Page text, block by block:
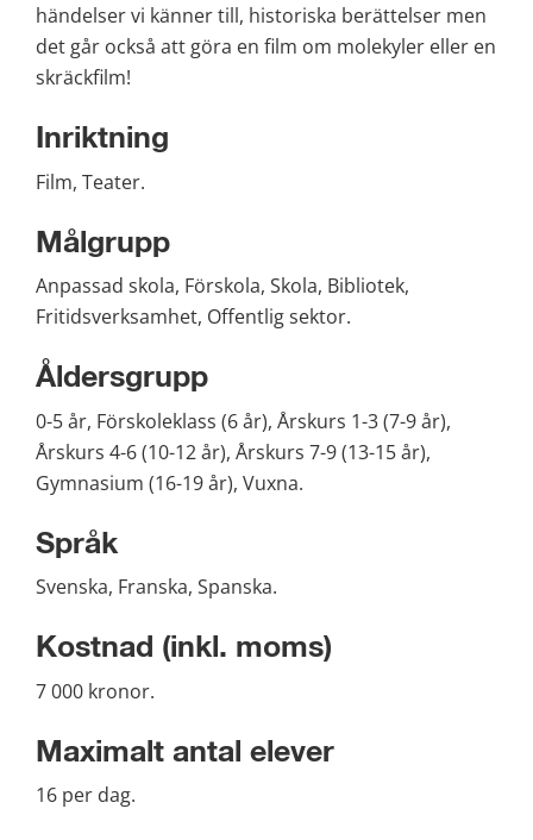
händelser vi känner till, historiska berättelser men
det går också att göra en film om molekyler eller en
skräckfilm!
Inriktning
Film, Teater.
Målgrupp
Anpassad skola, Förskola, Skola, Bibliotek,
Fritidsverksamhet, Offentlig sektor.
Åldersgrupp
0-5 år, Förskoleklass (6 år), Årskurs 1-3 (7-9 år),
Årskurs 4-6 (10-12 år), Årskurs 7-9 (13-15 år),
Gymnasium (16-19 år), Vuxna.
Språk
Svenska, Franska, Spanska.
Kostnad (inkl. moms)
7 000 kronor.
Maximalt antal elever
16 per dag.